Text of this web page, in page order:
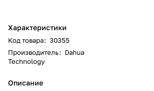
Характеристики
Код товара: 30355
Производитель: Dahua
Technology
Описание